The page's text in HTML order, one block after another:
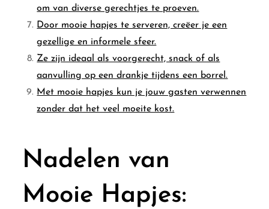
om van diverse gerechtjes te proeven.
Door mooie hapjes te serveren, creëer je een
gezellige en informele sfeer.
Ze zijn ideaal als voorgerecht, snack of als
aanvulling op een drankje tijdens een borrel.
Met mooie hapjes kun je jouw gasten verwennen
zonder dat het veel moeite kost.
Nadelen van
Mooie Hapjes: